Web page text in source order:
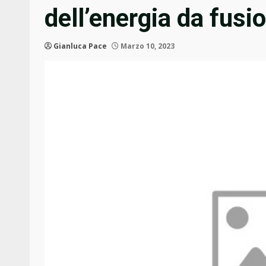
dell’energia da
Gianluca Pace Marzo 10, 2023